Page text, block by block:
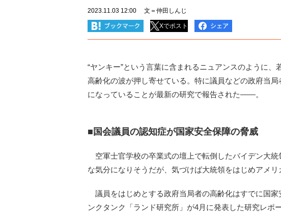
2023.11.03 12:00 文＝仲田しんじ
Xでポスト
“ヤンキー”という言葉に含まれるニュアンスのように
高齢化の波が押し寄せている。特に議員などの政府当
になっていることが最新の研究で報告された――。
■国会議員の認知症が国家安全保障の脅威
空軍士官学校の卒業式の壇上で転倒したバイデン大
な気分になりそうだが、気づけば大統領をはじめアメリ
議員をはじめとする政府当局者の高齢化はすでに国
ンクタンク「ランド研究所」が4月に発表した研究レポ